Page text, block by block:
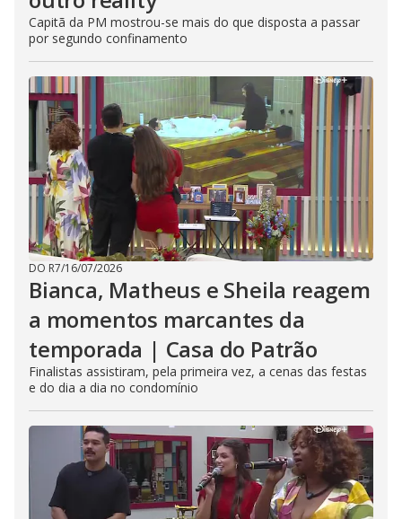
Capitã da PM mostrou-se mais do que disposta a passar
por segundo confinamento
DO R7/16/07/2026
Bianca, Matheus e Sheila reagem
a momentos marcantes da
temporada | Casa do Patrão
Finalistas assistiram, pela primeira vez, a cenas das festas
e do dia a dia no condomínio